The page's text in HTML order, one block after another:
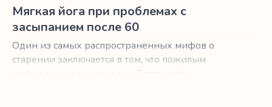
Мягкая йога при проблемах с
засыпанием после 60
Один из самых распространенных мифов о
старении заключается в том, что пожилым